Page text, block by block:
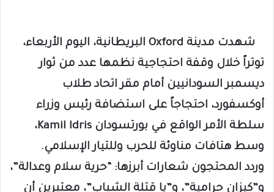
شهدت مدينة Oxford البريطانية، اليوم الأربعاء،
توتراً خلال وقفة احتجاجية نظمها عدد من ثوار
ديسمبر السودانيين أمام مقر اتحاد طلاب
أوكسفورد، احتجاجاً على استضافة رئيس وزراء
سلطة الأمر الواقع في بورتسودان Kamil Idris،
وسط هتافات مناوئة للحرب وللتيار الإسلامي.
وردد المحتجون شعارات أبرزها: “حرية سلام وعدالة”،
و”كيزان حرامية”، و”يا قتلة الشباب”، معتبرين أن